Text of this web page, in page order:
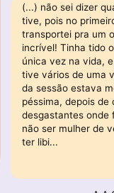
(...) não sei dizer
tive, pois no
transportei pra um
incrível! Tinha tido
única vez na vida,
tive vários de uma
da sessão estava
péssima, depois de
desgastantes onde
não ser mulher de
ter libi...